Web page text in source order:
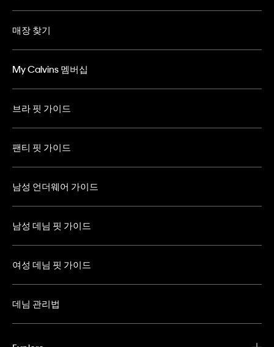
매장 찾기
My Calvins 멤버십
브라 핏 가이드
팬티 핏 가이드
남성 언더웨어 가이드
남성 데님 핏 가이드
여성 데님 핏 가이드
데님 관리법